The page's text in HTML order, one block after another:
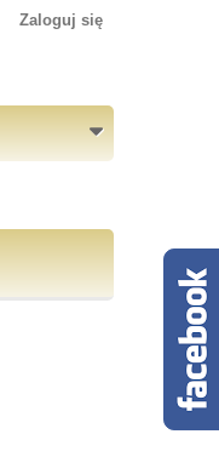
Zaloguj się